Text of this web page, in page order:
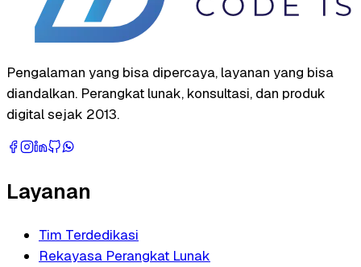
Pengalaman yang bisa dipercaya, layanan yang bisa
diandalkan. Perangkat lunak, konsultasi, dan produk
digital sejak 2013.
Layanan
Tim Terdedikasi
Rekayasa Perangkat Lunak